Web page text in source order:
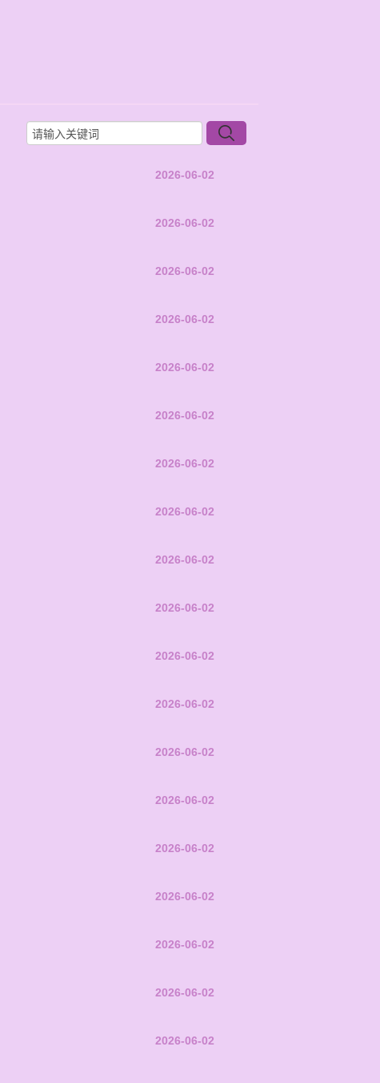
2026-06-02
2026-06-02
2026-06-02
2026-06-02
2026-06-02
2026-06-02
2026-06-02
2026-06-02
2026-06-02
2026-06-02
2026-06-02
2026-06-02
2026-06-02
2026-06-02
2026-06-02
2026-06-02
2026-06-02
2026-06-02
2026-06-02